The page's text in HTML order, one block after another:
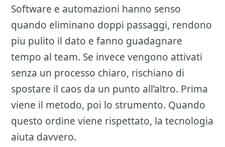
Software e automazioni hanno senso
quando eliminano doppi passaggi, rendono
piu pulito il dato e fanno guadagnare
tempo al team. Se invece vengono attivati
senza un processo chiaro, rischiano di
spostare il caos da un punto all’altro. Prima
viene il metodo, poi lo strumento. Quando
questo ordine viene rispettato, la tecnologia
aiuta davvero.